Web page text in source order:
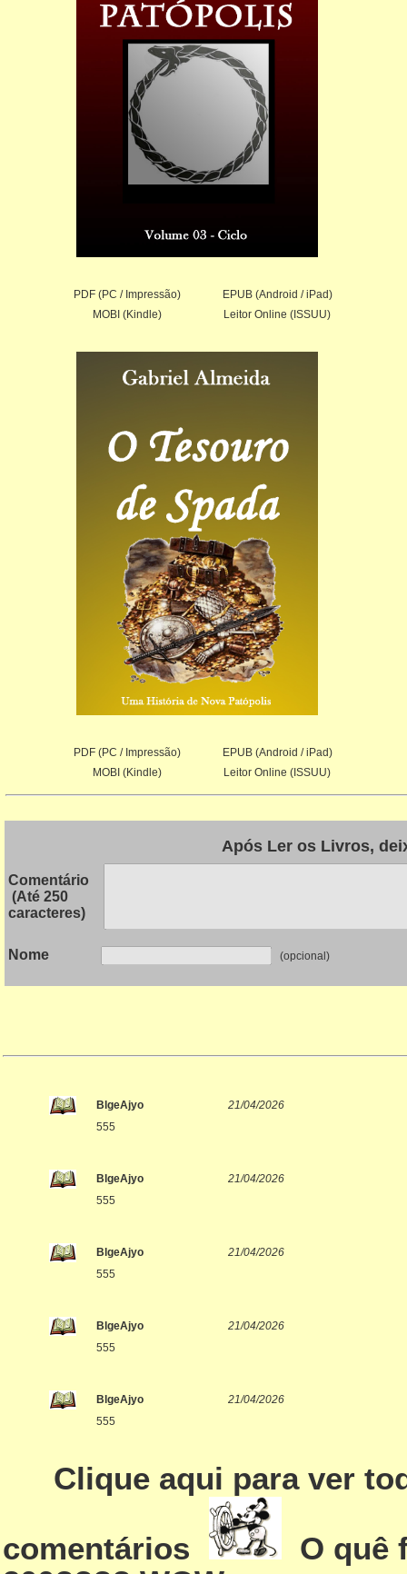
PDF (PC / Impressão)
EPUB (Android / iPad)
MOBI (Kindle)
Leitor Online (ISSUU)
PDF (PC / Impressão)
EPUB (Android / iPad)
MOBI (Kindle)
Leitor Online (ISSUU)
Após Ler os Livros,
Comentário
(Até 250
caracteres)
Nome
BlgeAjyo
21/04/2026
555
BlgeAjyo
21/04/2026
555
BlgeAjyo
21/04/2026
555
BlgeAjyo
21/04/2026
555
BlgeAjyo
21/04/2026
555
Clique aqui para ver
comentários
O quê